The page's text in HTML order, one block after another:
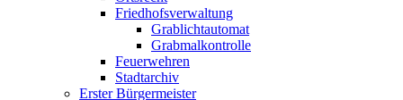
Friedhofsverwaltung
Grablichtautomat
Grabmalkontrolle
Feuerwehren
Stadtarchiv
Erster Bürgermeister